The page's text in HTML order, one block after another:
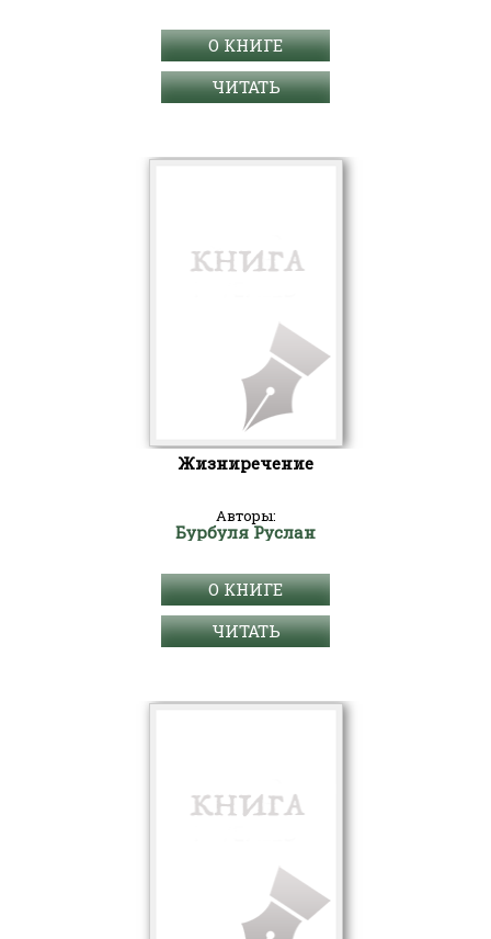
О КНИГЕ
ЧИТАТЬ
Жизниречение
Авторы:
Бурбуля Руслан
О КНИГЕ
ЧИТАТЬ